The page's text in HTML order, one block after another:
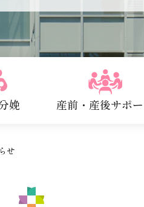
娩 産前・産後サポー
せ